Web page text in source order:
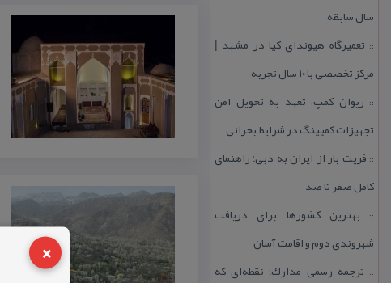
×
سال سابقه
:: تعمیرگاه هیوندای كیا در مشهد |
مركز تخصصی با ۱۰ سال تجربه
:: ریوان كمپ، تعهد به تحویل امن
تجهیزات كمپینگ در شرایط بحرانی
:: فریت بار از ایران به دبی؛ راهنمای
كامل صفر تا صد
:: بهترین كشورها برای دریافت
شهروندی دوم و اقامت آسان
:: ترجمه رسمی مدارك؛ نقطه‌ای كه